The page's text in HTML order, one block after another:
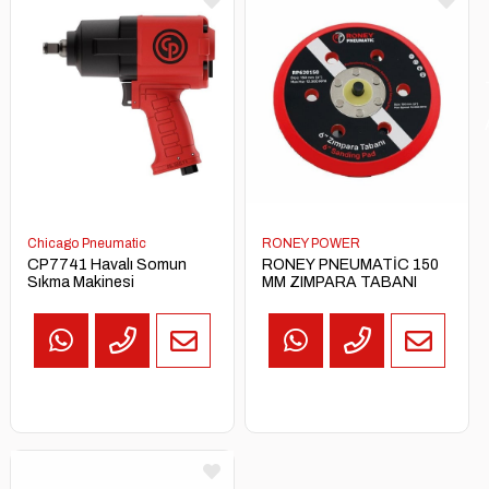
Chicago Pneumatic
CP3550-120AA5 Açılı
Havalı Taşlama Motoru
Chicago Pneumatic
MOUNTING FOOT M25 /
MR25 KL/TL
Chicago Pneumatic
CP7741 Havalı Somun
Sıkma Makinesi
RONEY POWER
RONEY PNEUMATİC 150
MM ZIMPARA TABANI